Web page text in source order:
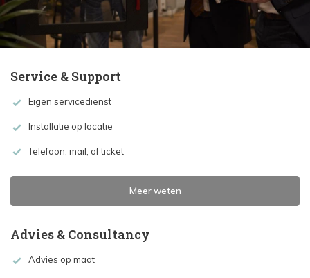
Service & Support
Eigen servicedienst
Installatie op locatie
Telefoon, mail, of ticket
Meer weten
Advies & Consultancy
Advies op maat